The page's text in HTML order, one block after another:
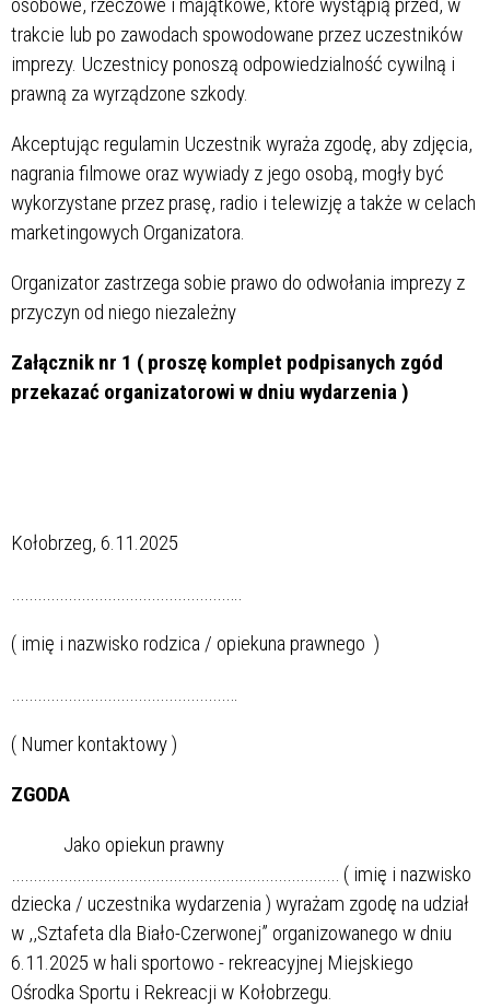
trakcie lub po zawodach spowodowane przez uczestników
imprezy. Uczestnicy ponoszą odpowiedzialność cywilną i
prawną za wyrządzone szkody.
Akceptując regulamin Uczestnik wyraża zgodę, aby zdjęcia,
nagrania filmowe oraz wywiady z jego osobą, mogły być
wykorzystane przez prasę, radio i telewizję a także w celach
marketingowych Organizatora.
Organizator zastrzega sobie prawo do odwołania imprezy z
przyczyn od niego niezależny
Załącznik nr 1 ( proszę komplet podpisanych zgód
przekazać organizatorowi w dniu wydarzenia )
Kołobrzeg, 6.11.2025
……………………………………………..
( imię i nazwisko rodzica / opiekuna prawnego )
…………………………………………….
( Numer kontaktowy )
ZGODA
Jako opiekun prawny
………………………………………………………………… ( imię i nazwisko
dziecka / uczestnika wydarzenia ) wyrażam zgodę na udział
w ,,Sztafeta dla Biało-Czerwonej” organizowanego w dniu
6.11.2025 w hali sportowo - rekreacyjnej Miejskiego
Ośrodka Sportu i Rekreacji w Kołobrzegu.